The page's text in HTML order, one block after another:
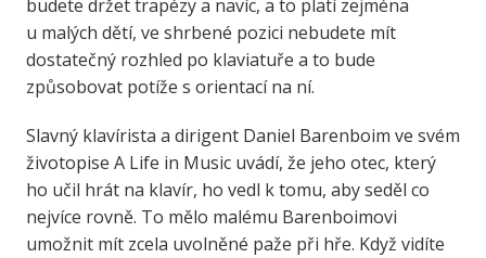
budete držet trapézy a navíc, a to platí zejména
u malých dětí, ve shrbené pozici nebudete mít
dostatečný rozhled po klaviatuře a to bude
způsobovat potíže s orientací na ní.
Slavný klavírista a dirigent Daniel Barenboim ve svém
životopise A Life in Music uvádí, že jeho otec, který
ho učil hrát na klavír, ho vedl k tomu, aby seděl co
nejvíce rovně. To mělo malému Barenboimovi
umožnit mít zcela uvolněné paže při hře. Když vidíte